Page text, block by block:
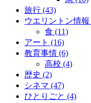
旅行 (43)
ウエリントン情報
食 (11)
アート (16)
教育事情 (6)
高校 (4)
歴史 (2)
シネマ (47)
ひとりごと (4)